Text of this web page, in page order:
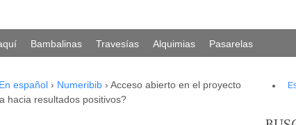
Bambalinas Travesías Alquimias Pasarelas
En español › Numeribib › Acceso abierto en el proyecto
hacia resultados positivos?